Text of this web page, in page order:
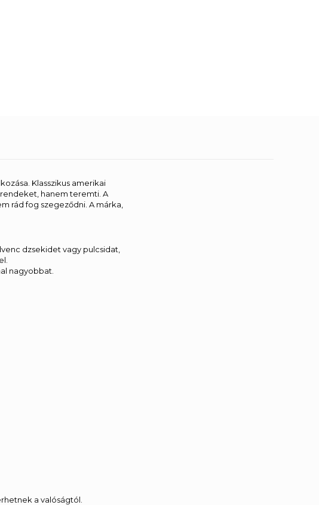
Klasszikus amerikai
hanem teremti. A
rád fog szegeződni. A márka,
dzsekidet vagy pulcsidat,
nagyobbat.
a valóságtól.